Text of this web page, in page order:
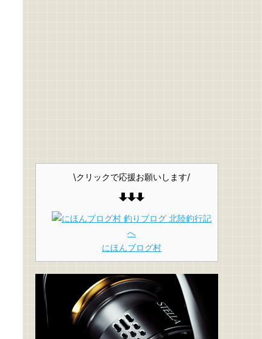
\クリックで応援お願いします/
にほんブログ村